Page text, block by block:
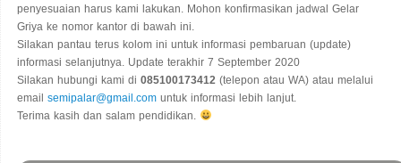
penyesuaian harus kami lakukan. Mohon konfirmasikan jadwal Gelar
Griya ke nomor kantor di bawah ini.
Silakan pantau terus kolom ini untuk informasi pembaruan (update)
informasi selanjutnya. Update terakhir 7 September 2020
Silakan hubungi kami di 085100173412 (telepon atau WA) atau melalui
email semipalar@gmail.com untuk informasi lebih lanjut.
Terima kasih dan salam pendidikan.